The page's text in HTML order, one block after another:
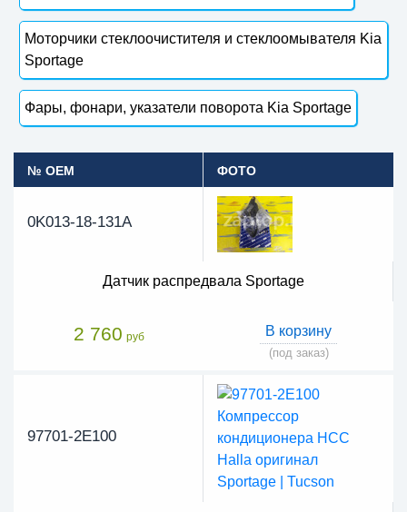
Моторчики стеклоочистителя и стеклоомывателя Kia
Sportage
Фары, фонари, указатели поворота Kia Sportage
№ OEM ФОТО
0K013-18-131A
Датчик распредвала Sportage
2 760 руб В корзину
(под заказ)
97701-2E100